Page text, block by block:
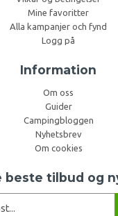
Mine favoritter
Alla kampanjer och fynd
Logg på
Information
Om oss
Guider
Campingbloggen
Nyhetsbrev
Om cookies
beste tilbud og